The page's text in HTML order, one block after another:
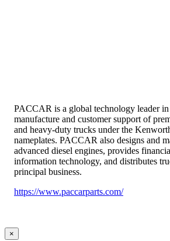
PACCAR is a global technology leader in
manufacture and customer support of
and heavy-duty trucks under the
nameplates. PACCAR also designs and
advanced diesel engines, provides
information technology, and distributes
principal business.
https://www.paccarparts.com/
×